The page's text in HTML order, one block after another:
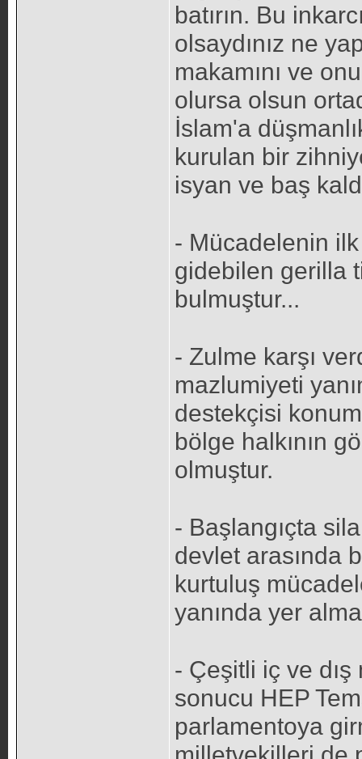
batırın. Bu
olsaydınız ne
makamını ve
olursa olsun
İslam'a
kurulan bir
isyan ve baş
- Mücadelenin
gidebilen gerilla
bulmuştur...
- Zulme karşı
mazlumiyeti
destekçisi
bölge halkının
olmuştur.
- Başlangıçta
devlet arasında
kurtuluş
yanında yer
- Çeşitli iç ve
sonucu HEP
parlamentoya